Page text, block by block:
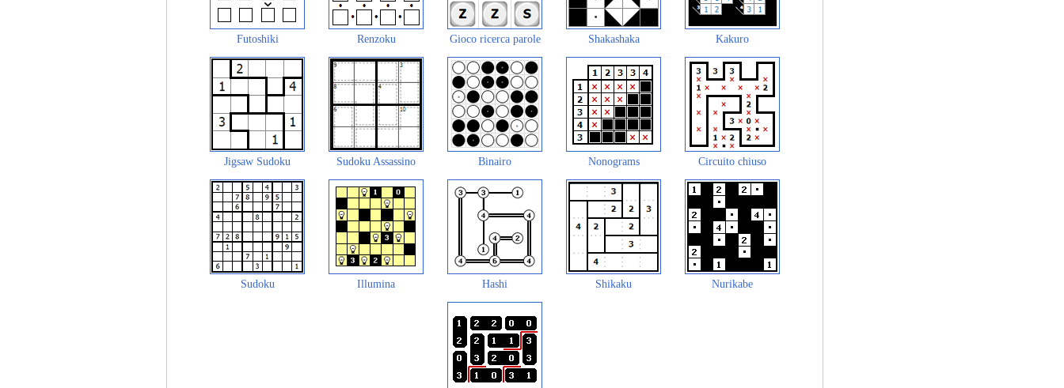
Futoshiki Renzoku Gioco ricerca parole Shakashaka Kakuro
Jigsaw Sudoku Sudoku Assassino Binairo Nonograms Circuito chiuso
Sudoku Illumina Hashi Shikaku Nurikabe